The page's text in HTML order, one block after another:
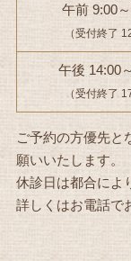
午前 9:00
（受付終了
午後 14:00
（受付終了
ご予約の方優先と
願いいたします。
休診日は都合によ
詳しくはお電話で